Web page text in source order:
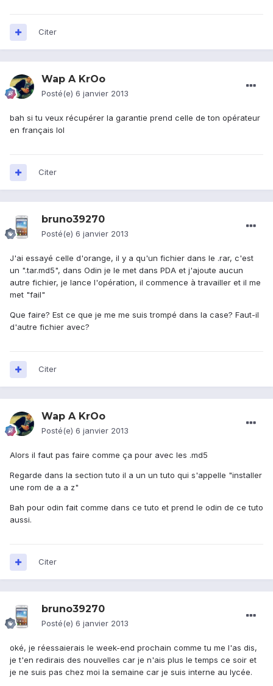
Citer
Wap A KrOo
Posté(e) 6 janvier 2013
bah si tu veux récupérer la garantie prend celle de ton opérateur
en français lol
Citer
bruno39270
Posté(e) 6 janvier 2013
J'ai essayé celle d'orange, il y a qu'un fichier dans le .rar, c'est
un ".tar.md5", dans Odin je le met dans PDA et j'ajoute aucun
autre fichier, je lance l'opération, il commence à travailler et il me
met "fail"
Que faire? Est ce que je me me suis trompé dans la case? Faut-il
d'autre fichier avec?
Citer
Wap A KrOo
Posté(e) 6 janvier 2013
Alors il faut pas faire comme ça pour avec les .md5
Regarde dans la section tuto il a un un tuto qui s'appelle "installer
une rom de a a z"
Bah pour odin fait comme dans ce tuto et prend le odin de ce tuto
aussi.
Citer
bruno39270
Posté(e) 6 janvier 2013
oké, je réessaierais le week-end prochain comme tu me l'as dis,
je t'en redirais des nouvelles car je n'ais plus le temps ce soir et
je ne suis pas chez moi la semaine car je suis interne au lycée.